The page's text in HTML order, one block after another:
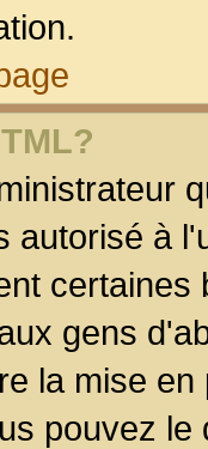
autorisé à
gens
la mise
pouvez